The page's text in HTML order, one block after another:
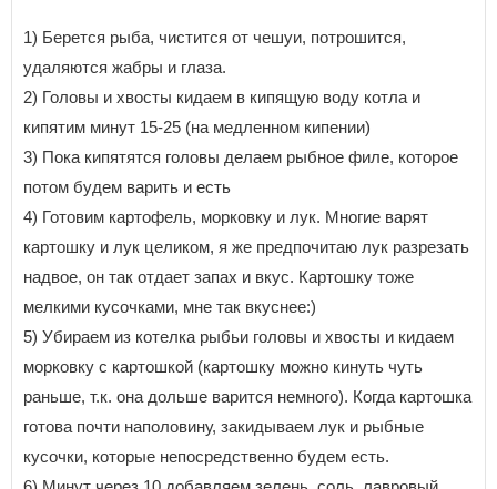
1) Берется рыба, чистится от чешуи, потрошится,
удаляются жабры и глаза.
2) Головы и хвосты кидаем в кипящую воду котла и
кипятим минут 15-25 (на медленном кипении)
3) Пока кипятятся головы делаем рыбное филе, которое
потом будем варить и есть
4) Готовим картофель, морковку и лук. Многие варят
картошку и лук целиком, я же предпочитаю лук разрезать
надвое, он так отдает запах и вкус. Картошку тоже
мелкими кусочками, мне так вкуснее:)
5) Убираем из котелка рыбьи головы и хвосты и кидаем
морковку с картошкой (картошку можно кинуть чуть
раньше, т.к. она дольше варится немного). Когда картошка
готова почти наполовину, закидываем лук и рыбные
кусочки, которые непосредственно будем есть.